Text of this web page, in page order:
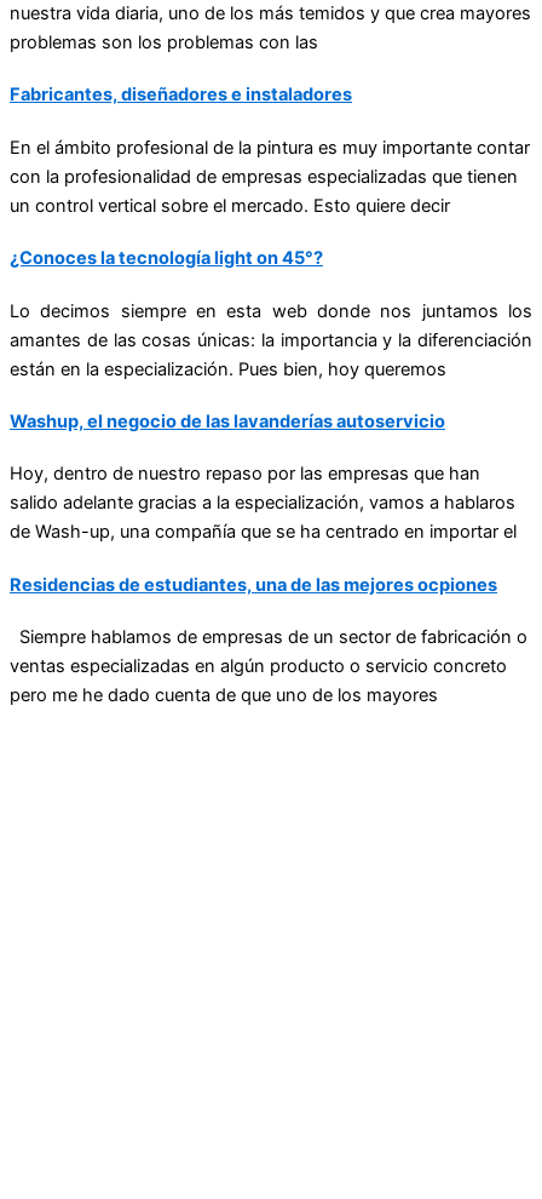
nuestra vida diaria, uno de los más temidos y que crea mayores
problemas son los problemas con las
Fabricantes, diseñadores e instaladores
En el ámbito profesional de la pintura es muy importante contar
con la profesionalidad de empresas especializadas que tienen
un control vertical sobre el mercado. Esto quiere decir
¿Conoces la tecnología light on 45°?
Lo decimos siempre en esta web donde nos juntamos los
amantes de las cosas únicas: la importancia y la diferenciación
están en la especialización. Pues bien, hoy queremos
Washup, el negocio de las lavanderías autoservicio
Hoy, dentro de nuestro repaso por las empresas que han
salido adelante gracias a la especialización, vamos a hablaros
de Wash-up, una compañía que se ha centrado en importar el
Residencias de estudiantes, una de las mejores ocpiones
Siempre hablamos de empresas de un sector de fabricación o
ventas especializadas en algún producto o servicio concreto
pero me he dado cuenta de que uno de los mayores